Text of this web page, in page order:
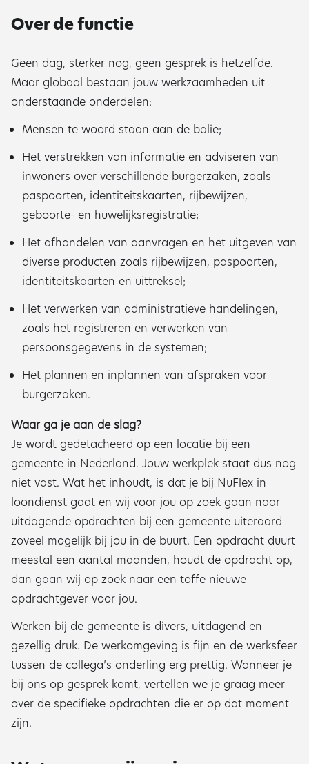
Over de functie
Geen dag, sterker nog, geen gesprek is hetzelfde.
Maar globaal bestaan jouw werkzaamheden uit
onderstaande onderdelen:
Mensen te woord staan aan de balie;
Het verstrekken van informatie en adviseren van
inwoners over verschillende burgerzaken, zoals
paspoorten, identiteitskaarten, rijbewijzen,
geboorte- en huwelijksregistratie;
Het afhandelen van aanvragen en het uitgeven van
diverse producten zoals rijbewijzen, paspoorten,
identiteitskaarten en uittreksel;
Het verwerken van administratieve handelingen,
zoals het registreren en verwerken van
persoonsgegevens in de systemen;
Het plannen en inplannen van afspraken voor
burgerzaken.
Waar ga je aan de slag?
Je wordt gedetacheerd op een locatie bij een
gemeente in Nederland. Jouw werkplek staat dus nog
niet vast. Wat het inhoudt, is dat je bij NuFlex in
loondienst gaat en wij voor jou op zoek gaan naar
uitdagende opdrachten bij een gemeente uiteraard
zoveel mogelijk bij jou in de buurt. Een opdracht duurt
meestal een aantal maanden, houdt de opdracht op,
dan gaan wij op zoek naar een toffe nieuwe
opdrachtgever voor jou.
Werken bij de gemeente is divers, uitdagend en
gezellig druk. De werkomgeving is fijn en de werksfeer
tussen de collega’s onderling erg prettig. Wanneer je
bij ons op gesprek komt, vertellen we je graag meer
over de specifieke opdrachten die er op dat moment
zijn.